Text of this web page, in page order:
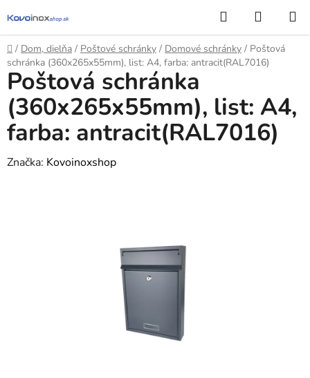
na
obsah
Hľadať
KOŠÍK
Domov
/ Dom, dielňa / Poštové schránky / Domové schránky / Poštová
schránka (360x265x55mm), list: A4, farba: antracit(RAL7016)
Poštová schránka
(360x265x55mm), list: A4,
farba: antracit(RAL7016)
Značka: Kovoinoxshop